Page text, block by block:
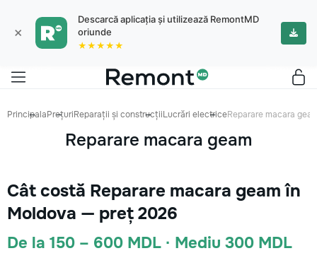
×
Descarcă aplicația și utilizează RemontMD
oriunde
★★★★★
PrincipalaPrețuriReparații și construcțiiLucrări electriceReparare macara
Reparare macara geam
Cât costă Reparare macara geam în
Moldova — preț 2026
De la 150 – 600 MDL · Mediu 300 MDL